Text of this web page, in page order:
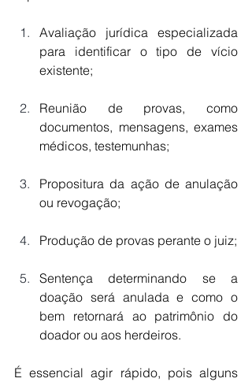
Avaliação jurídica especializada
para identificar o tipo de vício
existente;
Reunião de provas, como
documentos, mensagens, exames
médicos, testemunhas;
Propositura da ação de anulação
ou revogação;
Produção de provas perante o juiz;
Sentença determinando se a
doação será anulada e como o
bem retornará ao patrimônio do
doador ou aos herdeiros.
É essencial agir rápido, pois alguns